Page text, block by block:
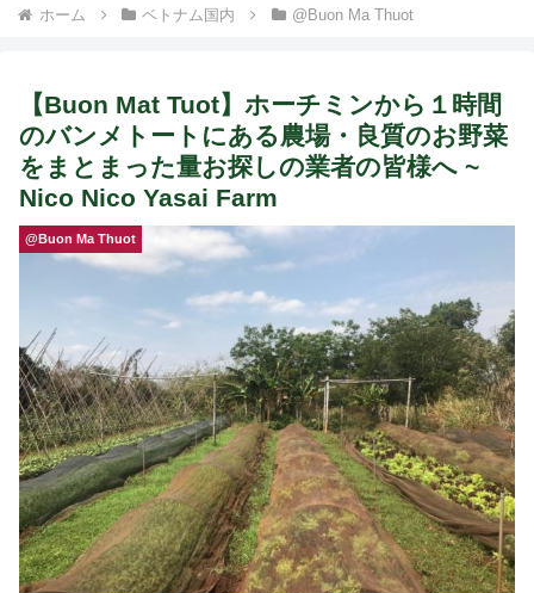
ホーム ベトナム国内 @Buon Ma Thuot
【Buon Mat Tuot】ホーチミンから１時間
のバンメトートにある農場・良質のお野菜
をまとまった量お探しの業者の皆様へ ~
Nico Nico Yasai Farm
@Buon Ma Thuot